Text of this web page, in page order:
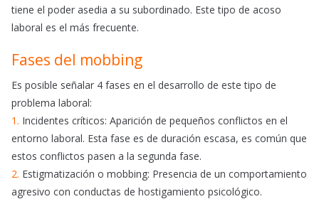
tiene el poder asedia a su subordinado. Este tipo de acoso
laboral es el más frecuente.
Fases del mobbing
Es posible señalar 4 fases en el desarrollo de este tipo de
problema laboral:
1. Incidentes críticos: Aparición de pequeños conflictos en el
entorno laboral. Esta fase es de duración escasa, es común que
estos conflictos pasen a la segunda fase.
2. Estigmatización o mobbing: Presencia de un comportamiento
agresivo con conductas de hostigamiento psicológico.